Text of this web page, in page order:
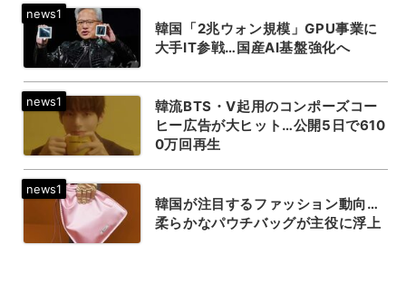
韓国「2兆ウォン規模」GPU事業に
大手IT参戦…国産AI基盤強化へ
韓流BTS・V起用のコンポーズコー
ヒー広告が大ヒット…公開5日で610
0万回再生
韓国が注目するファッション動向…
柔らかなパウチバッグが主役に浮上